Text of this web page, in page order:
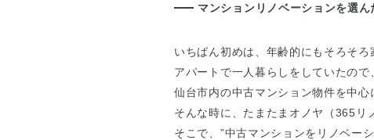
マンションリノベーションを選ん
いちばん初めは、年齢的にもそろそ
アパートで一人暮らしをしていたの
仙台市内の中古マンション物件を中心
そんな時に、たまたまオノヤ（365リ
そこで、”中古マンションをリノベー